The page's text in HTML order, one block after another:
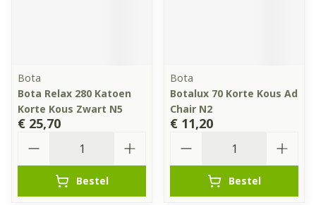
Bota
Bota Relax 280 Katoen
Korte Kous Zwart N5
€ 25,70
Bestel
Bota
Botalux 70 Korte Kous Ad
Chair N2
€ 11,20
Bestel